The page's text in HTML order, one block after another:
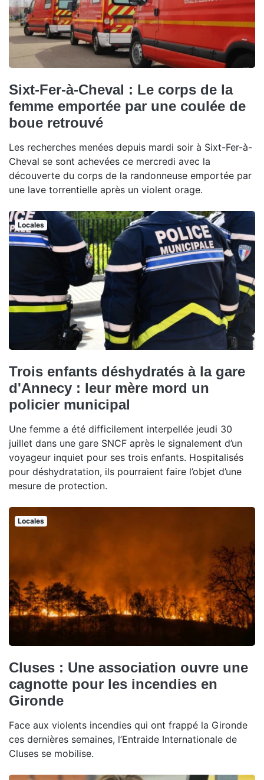
Sixt-Fer-à-Cheval : Le corps de la
femme emportée par une coulée de
boue retrouvé
Les recherches menées depuis mardi soir à Sixt-Fer-à-
Cheval se sont achevées ce mercredi avec la
découverte du corps de la randonneuse emportée par
une lave torrentielle après un violent orage.
Locales
Trois enfants déshydratés à la gare
d'Annecy : leur mère mord un
policier municipal
Une femme a été difficilement interpellée jeudi 30
juillet dans une gare SNCF après le signalement d’un
voyageur inquiet pour ses trois enfants. Hospitalisés
pour déshydratation, ils pourraient faire l’objet d’une
mesure de protection.
Locales
Cluses : Une association ouvre une
cagnotte pour les incendies en
Gironde
Face aux violents incendies qui ont frappé la Gironde
ces dernières semaines, l’Entraide Internationale de
Cluses se mobilise.